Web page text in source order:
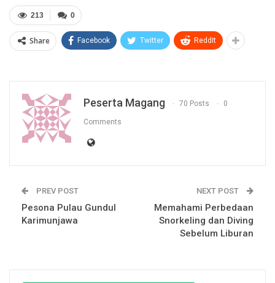
0
213
Share Facebook Twitter ReddIt
Peserta Magang 70 Posts 0
Comments
PREV POST
Pesona Pulau Gundul
Karimunjawa
NEXT POST
Memahami Perbedaan
Snorkeling dan Diving
Sebelum Liburan